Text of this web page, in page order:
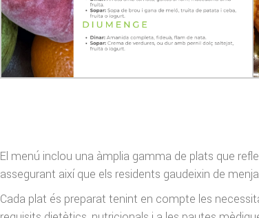
El menú inclou una àmplia gamma de plats que
assegurant així que els residents gaudeixin de
Cada plat és preparat tenint en compte les